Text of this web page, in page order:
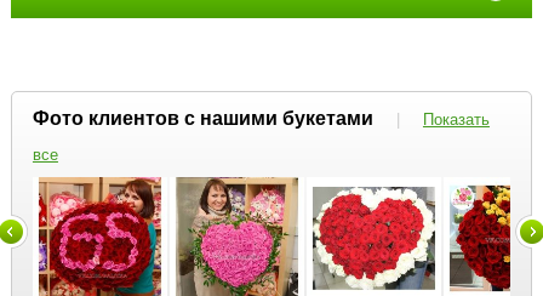
Фото клиентов с нашими букетами |
Показать
все